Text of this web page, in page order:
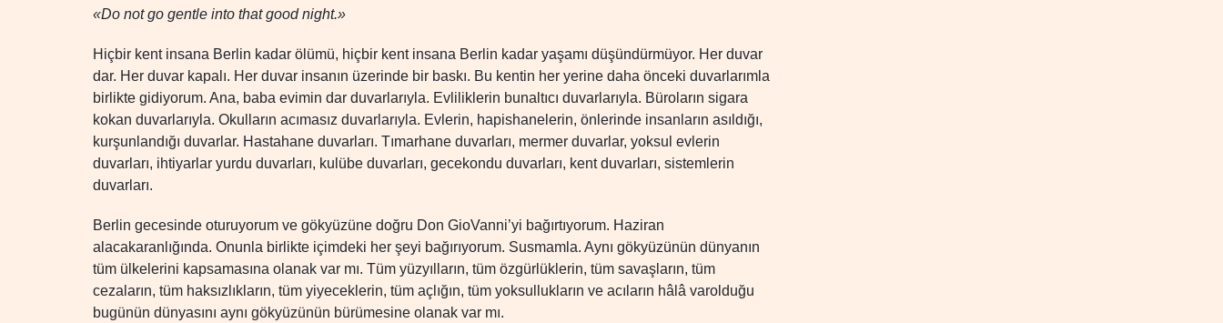
«Do not go gentle into that good night.»
Hiçbir kent insana Berlin kadar ölümü, hiçbir kent insana Berlin kadar yaşamı düşündürmüyor. Her duvar
dar. Her duvar kapalı. Her duvar insanın üzerinde bir baskı. Bu kentin her yerine daha önceki duvarlarımla
birlikte gidiyorum. Ana, baba evimin dar duvarlarıyla. Evliliklerin bunaltıcı duvarlarıyla. Büroların sigara
kokan duvarlarıyla. Okulların acımasız duvarlarıyla. Evlerin, hapishanelerin, önlerinde insanların asıldığı,
kurşunlandığı duvarlar. Hastahane duvarları. Tımarhane duvarları, mermer duvarlar, yoksul evlerin
duvarları, ihtiyarlar yurdu duvarları, kulübe duvarları, gecekondu duvarları, kent duvarları, sistemlerin
duvarları.
Berlin gecesinde oturuyorum ve gökyüzüne doğru Don GioVanni’yi bağırtıyorum. Haziran
alacakaranlığında. Onunla birlikte içimdeki her şeyi bağırıyorum. Susmamla. Aynı gökyüzünün dünyanın
tüm ülkelerini kapsamasına olanak var mı. Tüm yüzyılların, tüm özgürlüklerin, tüm savaşların, tüm
cezaların, tüm haksızlıkların, tüm yiyeceklerin, tüm açlığın, tüm yoksullukların ve acıların hâlâ varolduğu
bugünün dünyasını aynı gökyüzünün bürümesine olanak var mı.